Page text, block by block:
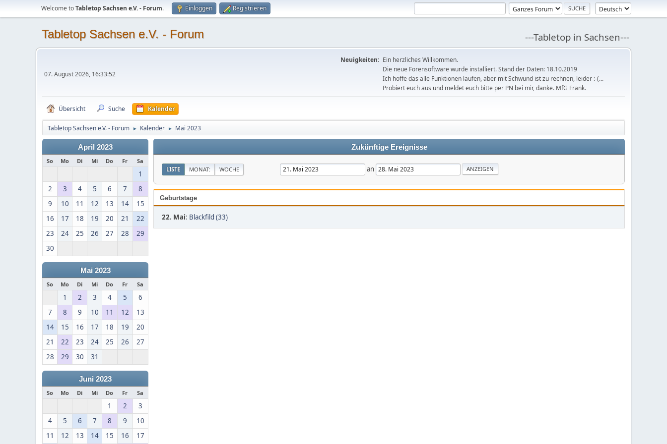
Welcome toTabletop Sachsen e.V. - Forum. Einloggen Registrieren
Tabletop Sachsen e.V. - Forum ---Tabletop in Sachsen---
07. August 2026, 16:33:52
Neuigkeiten: Ein herzliches Willkommen.
Die neue Forensoftware wurde installiert. Stand der Daten: 18.10.2019
Ich hoffe das alle Funktionen laufen, aber mit Schwund ist zu rechnen, leider :-(...
Probiert euch aus und meldet euch bitte per PN bei mir, danke. MfG Frank.
Übersicht Suche Kalender
Tabletop Sachsen e.V. - Forum ► Kalender ► Mai 2023
April 2023
So Mo Di Mi Do Fr Sa
1
2
3 4 5 6 7
8
9
10 11 12 13 14
15
16
17 18 19 20 21
22
23
24 25 26 27 28
29
30
Mai 2023
So Mo Di Mi Do Fr Sa
1 2 3 4 5
6
7
8 9 10 11 12
13
14
15 16 17 18 19
20
21
22 23 24 25 26
27
28
29 30 31
Juni 2023
So Mo Di Mi Do Fr Sa
1 2
3
4
5 6 7 8 9
10
11
12 13 14 15 16 17
Zukünftige Ereignisse
LISTE MONAT: WOCHE an
Geburtstage
22. Mai: Blackfild (33)